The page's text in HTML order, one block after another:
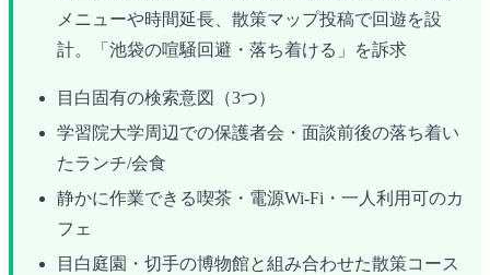
メニューや時間延長、散策マップ投稿で回遊を設
計。「池袋の喧騒回避・落ち着ける」を訴求
目白固有の検索意図（3つ）
学習院大学周辺での保護者会・面談前後の落ち着い
たランチ/会食
静かに作業できる喫茶・電源Wi‑Fi・一人利用可のカ
フェ
目白庭園・切手の博物館と組み合わせた散策コース